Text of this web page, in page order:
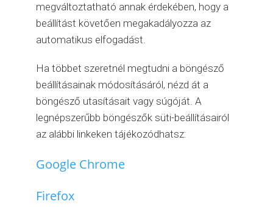
megváltoztatható annak érdekében, hogy a
beállítást követően megakadályozza az
automatikus elfogadást.
Ha többet szeretnél megtudni a böngésző
beállításainak módosításáról, nézd át a
böngésző utasításait vagy súgóját. A
legnépszerűbb böngészők süti-beállításairól
az alábbi linkeken tájékozódhatsz:
Google Chrome
Firefox